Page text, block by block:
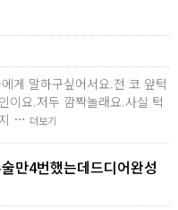
게 말하구싶어서요.전 코 앞턱
이요.저두 깜짝놀래요.사실 턱
… 더보기
만4번했는데드디어완성